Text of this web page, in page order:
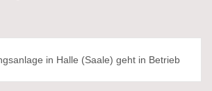
in Halle (Saale) geht in Betrieb